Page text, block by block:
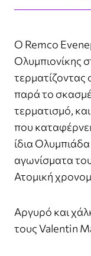
Ο Remco
Ολυμπιονίκης
τερματίζοντας
παρά το
τερματισμό,
που
ίδια
αγωνίσματα
Ατομική
Αργυρό και
τους Valentin